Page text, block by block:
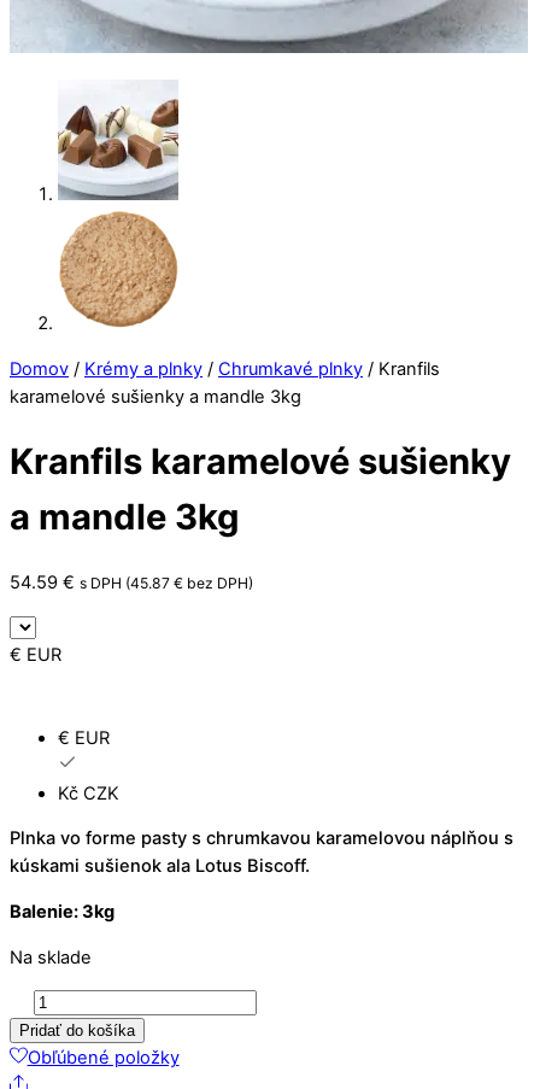
Domov / Krémy a plnky / Chrumkavé plnky / Kranfils
karamelové sušienky a mandle 3kg
Kranfils karamelové sušienky
a mandle 3kg
54.59 € s DPH (45.87 € bez DPH)
€ EUR
€ EUR
Kč CZK
Plnka vo forme pasty s chrumkavou karamelovou náplňou s
kúskami sušienok ala Lotus Biscoff.
Balenie:3kg
Na sklade
množstvo
Kranfils
karamelové
Pridať do košíka
Obľúbené položky
Share